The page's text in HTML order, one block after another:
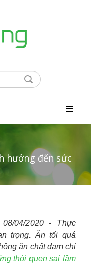
hưởng đến sức
08/04/2020 - Thực
trọng. Ăn tối quá
ăn chất đạm chỉ
thói quen sai lầm